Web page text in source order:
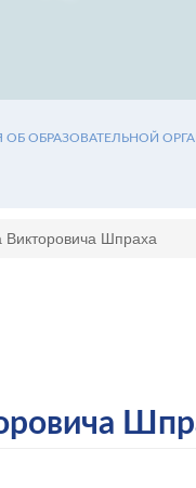
ОБ ОБРАЗОВАТЕЛЬНОЙ
Шпраха